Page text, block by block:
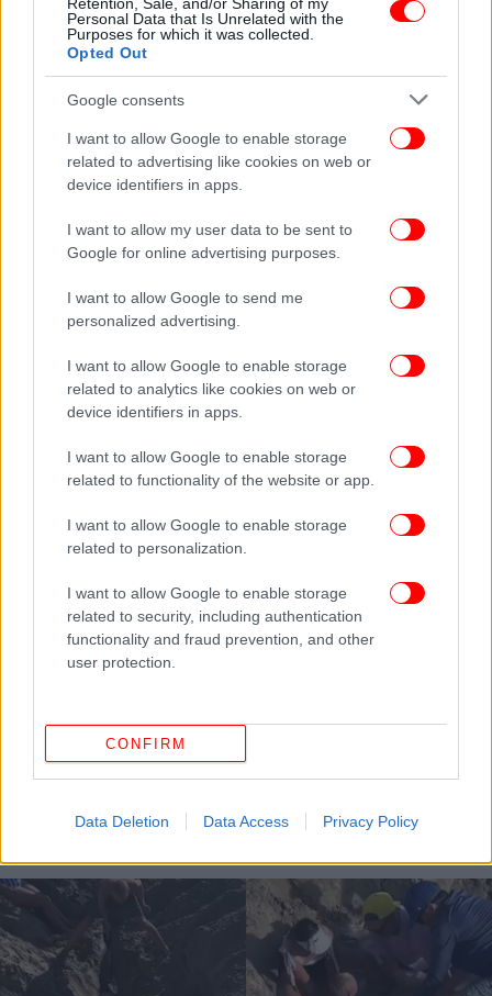
Personal Data that Is Unrelated with the
Purposes for which it was collected.
Opted Out
Google consents
I want to allow Google to enable storage
related to advertising like cookies on web or
device identifiers in apps.
I want to allow my user data to be sent to
Google for online advertising purposes.
I want to allow Google to send me
personalized advertising.
I want to allow Google to enable storage
related to analytics like cookies on web or
device identifiers in apps.
I want to allow Google to enable storage
related to functionality of the website or app.
I want to allow Google to enable storage
related to personalization.
I want to allow Google to enable storage
related to security, including authentication
functionality and fraud prevention, and other
user protection.
CONFIRM
Data Deletion Data Access Privacy Policy
11/11/2025 12:49
Η Πάρις Τζάκσον αποκάλυψε το πρόβλημα που
της άφησε η χρόνια χρήση ναρκωτικών
ΖΩΗ 02/10/2025 15:41
Πρωτοφανές: Τρύπα σε πεζοδρόμιο στη Νέα
Υόρκη δείχνει το μετρό που βρίσκεται από κάτω
[βίντεο]